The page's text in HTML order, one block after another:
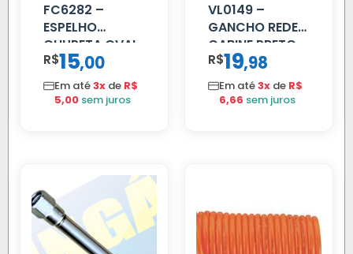
FC6282 –
ESPELHO
CHUPETA OVAL
R$15,00
Em até3x de R$
5,00 sem juros
VL0149 –
GANCHO REDE
CABINE PRETO
R$19,98
Em até3x de R$
6,66 sem juros